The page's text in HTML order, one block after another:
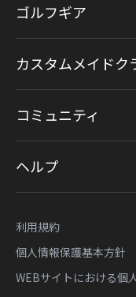
ゴルフギア
カスタムメイドク
コミュニティ
ヘルプ
利用規約
個人情報保護基本方針
WEBサイトにおける個